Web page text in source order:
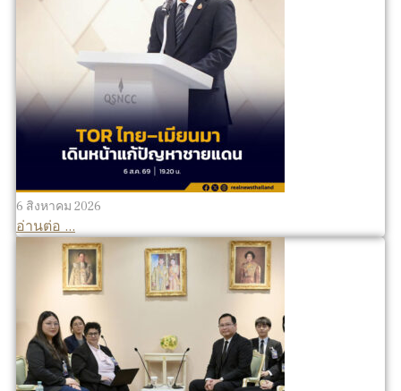
6 สิงหาคม 2026
อ่านต่อ ...